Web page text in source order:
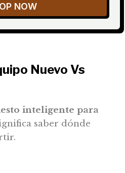
NOW
Nuevo Vs
inteligente para
saber dónde